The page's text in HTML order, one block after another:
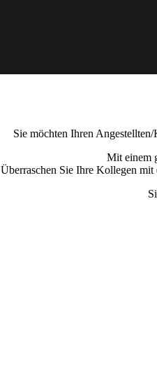
Sie möchten Ihren
Mit einem
Überraschen Sie Ihre Kollegen